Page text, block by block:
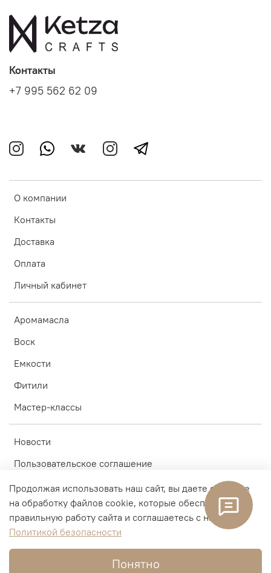
О компании
Контакты
Доставка
Оплата
Личный кабинет
Аромамасла
Воск
Емкости
Фитили
Мастер-классы
Новости
Пользовательское соглашение
Условия обмена и возврата
Акции
Обратная связь
Контакты
+7 995 562 62 09
© 2020-2025 Ketza Crafts. Все права защищены.
Продолжая использовать наш сайт, вы даете согласие
на обработку файлов cookie, которые обеспечивают
правильную работу сайта и соглашаетесь с нашей
Политикой безопасности
Понятно